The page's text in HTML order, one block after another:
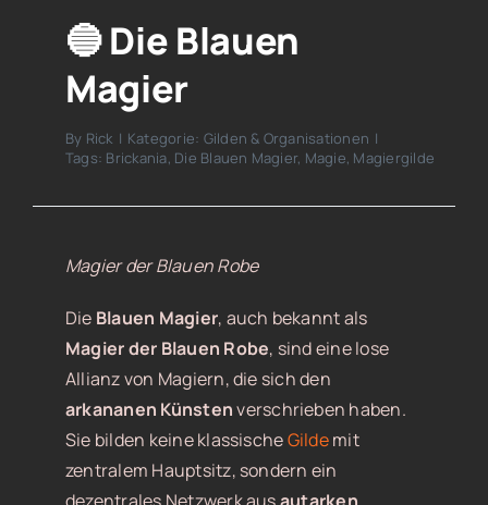
🔵 Die Blauen
Magier
By Rick | Kategorie: Gilden & Organisationen |
Tags: Brickania, Die Blauen Magier, Magie, Magiergilde
Magier der Blauen Robe
Die Blauen Magier, auch bekannt als
Magier der Blauen Robe, sind eine lose
Allianz von Magiern, die sich den
arkananen Künstenverschrieben haben.
Sie bilden keine klassischeGildemit
zentralem Hauptsitz, sondern ein